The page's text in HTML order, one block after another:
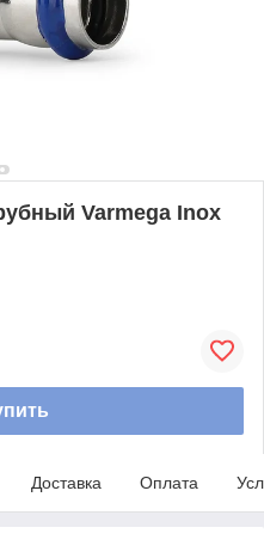
Varmega Inox
Доставка Оплата